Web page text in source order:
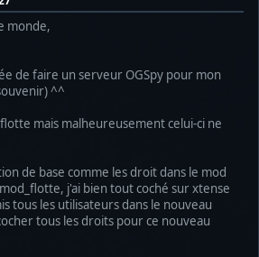
monde,
de faire un serveur OGSpy pour mon
^^
mais malheureusement celui-ci ne
de base comme les droit dans le mod
j'ai bien tout coché sur xtense
tous les utilisateurs dans le nouveau
tous les droits pour ce nouveau